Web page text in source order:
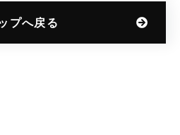
プへ戻る